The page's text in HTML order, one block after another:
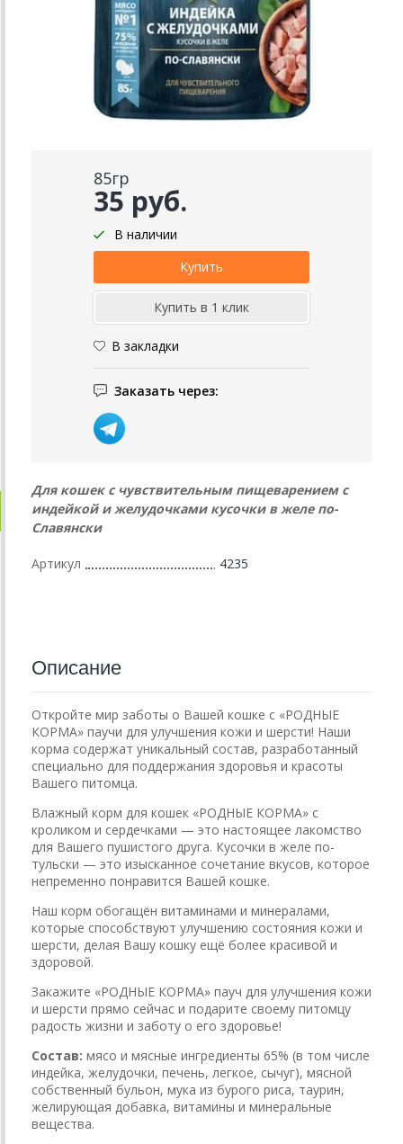
85гр
35 руб.
В наличии
В закладки
Заказать через:
Для кошек с чувствительным пищеварением с
индейкой и желудочками кусочки в желе по-
Славянски
Артикул 4235
Описание
Откройте мир заботы о Вашей кошке с «РОДНЫЕ
КОРМА» паучи для улучшения кожи и шерсти! Наши
корма содержат уникальный состав, разработанный
специально для поддержания здоровья и красоты
Вашего питомца.
Влажный корм для кошек «РОДНЫЕ КОРМА» с
кроликом и сердечками — это настоящее лакомство
для Вашего пушистого друга. Кусочки в желе по-
тульски — это изысканное сочетание вкусов, которое
непременно понравится Вашей кошке.
Наш корм обогащён витаминами и минералами,
которые способствуют улучшению состояния кожи и
шерсти, делая Вашу кошку ещё более красивой и
здоровой.
Закажите «РОДНЫЕ КОРМА» пауч для улучшения кожи
и шерсти прямо сейчас и подарите своему питомцу
радость жизни и заботу о его здоровье!
Состав: мясо и мясные ингредиенты 65% (в том числе
индейка, желудочки, печень, легкое, сычуг), мясной
собственный бульон, мука из бурого риса, таурин,
желирующая добавка, витамины и минеральные
вещества.